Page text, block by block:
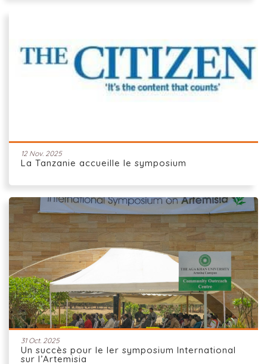
12 Nov. 2025
La Tanzanie accueille le symposium
31 Oct. 2025
Un succès pour le Ier symposium International
sur l’Artemisia